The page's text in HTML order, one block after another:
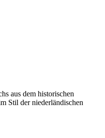
aus dem historischen
Stil der niederländischen